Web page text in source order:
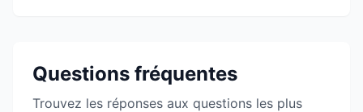
Questions fréquentes
Trouvez les réponses aux questions les plus